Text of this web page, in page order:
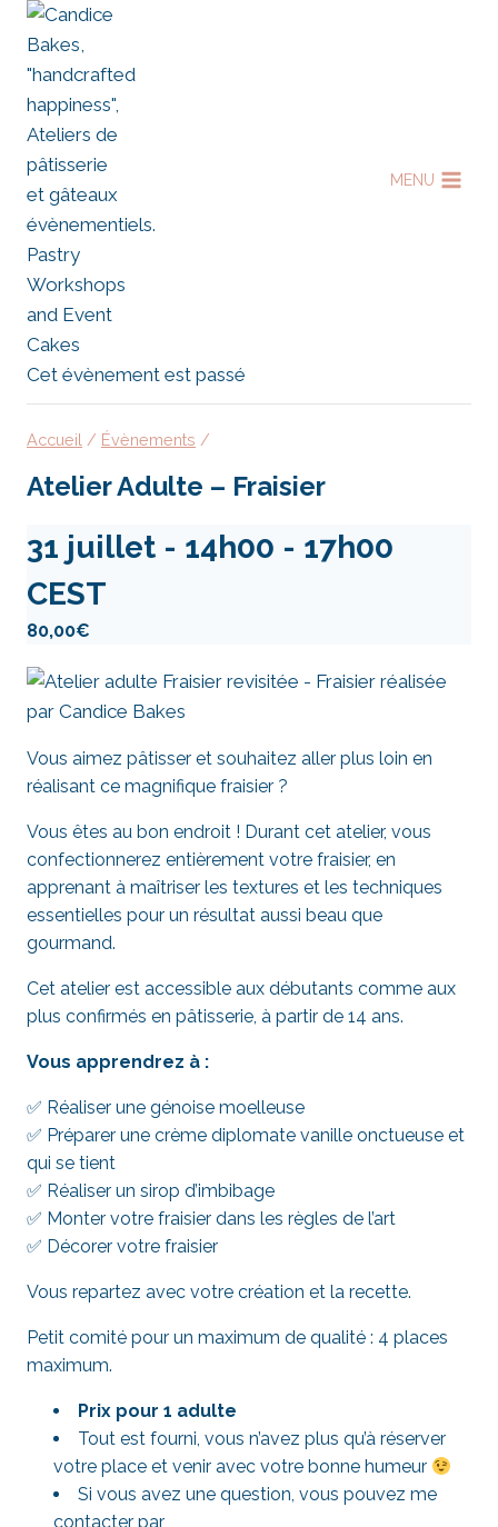
Aller
contenu
MENU
Cet évènement est passé
Accueil / Évènements /
Atelier Adulte – Fraisier
31 juillet - 14h00 - 17h00
CEST
80,00€
Vous aimez pâtisser et souhaitez aller plus loin en
réalisant ce magnifique fraisier ?
Vous êtes au bon endroit ! Durant cet atelier, vous
confectionnerez entièrement votre fraisier, en
apprenant à maîtriser les textures et les techniques
essentielles pour un résultat aussi beau que
gourmand.
Cet atelier est accessible aux débutants comme aux
plus confirmés en pâtisserie, à partir de 14 ans.
Vous apprendrez à :
✅ Réaliser une génoise moelleuse
✅ Préparer une crème diplomate vanille onctueuse et
qui se tient
✅ Réaliser un sirop d’imbibage
✅ Monter votre fraisier dans les règles de l’art
✅ Décorer votre fraisier
Vous repartez avec votre création et la recette.
Petit comité pour un maximum de qualité : 4 places
maximum.
Prix pour 1 adulte
Tout est fourni, vous n’avez plus qu’à réserver
votre place et venir avec votre bonne humeur
Si vous avez une question, vous pouvez me
contacter par